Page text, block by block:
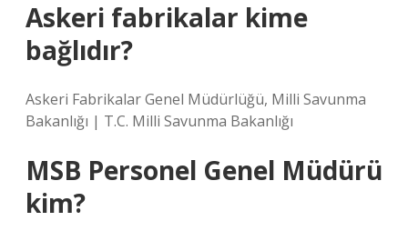
Askeri fabrikalar kime
bağlıdır?
Askeri Fabrikalar Genel Müdürlüğü, Milli Savunma
Bakanlığı | T.C. Milli Savunma Bakanlığı
MSB Personel Genel Müdürü
kim?